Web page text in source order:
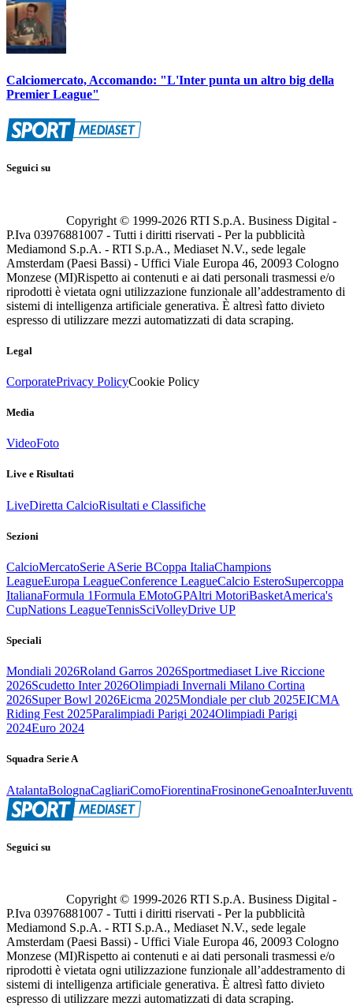
Calciomercato, Accomando: "L'Inter punta un altro big della
Premier League"
Seguici su
Copyright © 1999-2026 RTI S.p.A. Business Digital -
P.Iva 03976881007 - Tutti i diritti riservati - Per la pubblicità
Mediamond S.p.A. - RTI S.p.A., Mediaset N.V., sede legale
Amsterdam (Paesi Bassi) - Uffici Viale Europa 46, 20093 Cologno
Monzese (MI)Rispetto ai contenuti e ai dati personali trasmessi e/o
riprodotti è vietata ogni utilizzazione funzionale all’addestramento di
sistemi di intelligenza artificiale generativa. È altresì fatto divieto
espresso di utilizzare mezzi automatizzati di data scraping.
Legal
CorporatePrivacy PolicyCookie Policy
Media
VideoFoto
Live e Risultati
LiveDiretta CalcioRisultati e Classifiche
Sezioni
CalcioMercatoSerie ASerie BCoppa ItaliaChampions
LeagueEuropa LeagueConference LeagueCalcio EsteroSupercoppa
ItalianaFormula 1Formula EMotoGPAltri MotoriBasketAmerica's
CupNations LeagueTennisSciVolleyDrive UP
Speciali
Mondiali 2026Roland Garros 2026Sportmediaset Live Riccione
2026Scudetto Inter 2026Olimpiadi Invernali Milano Cortina
2026Super Bowl 2026Eicma 2025Mondiale per club 2025EICMA
Riding Fest 2025Paralimpiadi Parigi 2024Olimpiadi Parigi
2024Euro 2024
Squadra Serie A
AtalantaBolognaCagliariComoFiorentinaFrosinoneGenoaInter
Seguici su
Copyright © 1999-2026 RTI S.p.A. Business Digital -
P.Iva 03976881007 - Tutti i diritti riservati - Per la pubblicità
Mediamond S.p.A. - RTI S.p.A., Mediaset N.V., sede legale
Amsterdam (Paesi Bassi) - Uffici Viale Europa 46, 20093 Cologno
Monzese (MI)Rispetto ai contenuti e ai dati personali trasmessi e/o
riprodotti è vietata ogni utilizzazione funzionale all’addestramento di
sistemi di intelligenza artificiale generativa. È altresì fatto divieto
espresso di utilizzare mezzi automatizzati di data scraping.